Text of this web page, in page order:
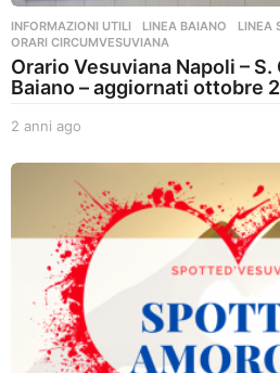
INFORMAZIONI UTILI ,LINEA BAIANO ,LINEA
ORARI CIRCUMVESUVIANA
Orario Vesuviana Napoli –
Baiano – aggiornati ottobre
2 anni ago
n
n
i
a
g
o